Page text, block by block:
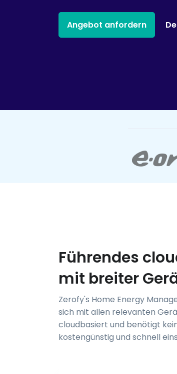
Angebot anfordern
Führendes
mit breiter
Zerofy's Home Energy
sich mit allen relevanten
cloudbasiert und benötigt
kostengünstig und schnell